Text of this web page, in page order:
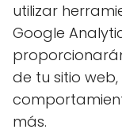
utilizar
Google
de tu sitio web,
más.